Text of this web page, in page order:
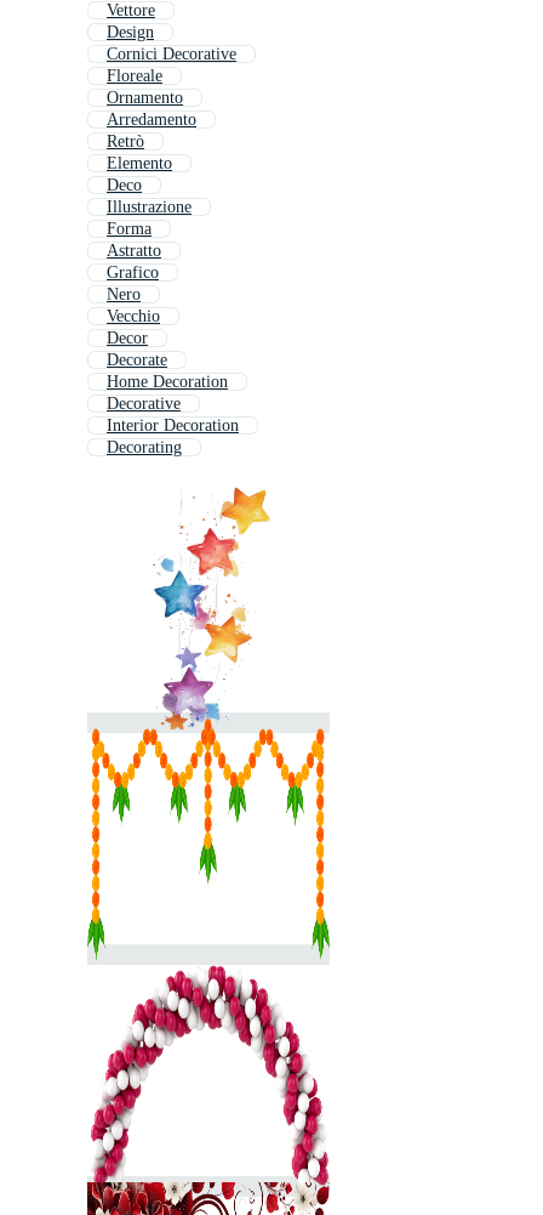
Vettore
Design
Cornici Decorative
Floreale
Ornamento
Arredamento
Retrò
Elemento
Deco
Illustrazione
Forma
Astratto
Grafico
Nero
Vecchio
Decor
Decorate
Home Decoration
Decorative
Interior Decoration
Decorating